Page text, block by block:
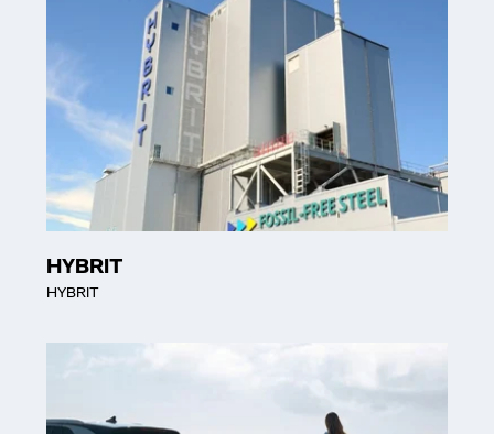
HYBRIT
HYBRIT